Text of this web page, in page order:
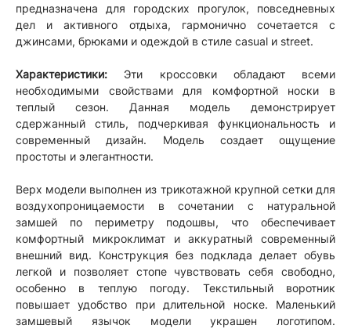
предназначена для городских прогулок, повседневных
дел и активного отдыха, гармонично сочетается с
джинсами, брюками и одеждой в стиле casual и street.
Характеристики: Эти кроссовки обладают всеми
необходимыми свойствами для комфортной носки в
теплый сезон. Данная модель демонстрирует
сдержанный стиль, подчеркивая функциональность и
современный дизайн. Модель создает ощущение
простоты и элегантности.
Верх модели выполнен из трикотажной крупной сетки для
воздухопроницаемости в сочетании с натуральной
замшей по периметру подошвы, что обеспечивает
комфортный микроклимат и аккуратный современный
внешний вид. Конструкция без подклада делает обувь
легкой и позволяет стопе чувствовать себя свободно,
особенно в теплую погоду. Текстильный воротник
повышает удобство при длительной носке. Маленький
замшевый язычок модели украшен логотипом.